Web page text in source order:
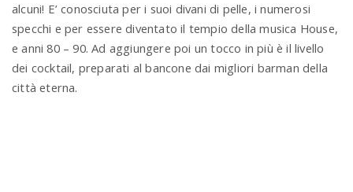
alcuni! E’ conosciuta per i suoi divani di pelle, i numerosi
specchi e per essere diventato il tempio della musica House,
e anni 80 – 90. Ad aggiungere poi un tocco in più è il livello
dei cocktail, preparati al bancone dai migliori barman della
città eterna.